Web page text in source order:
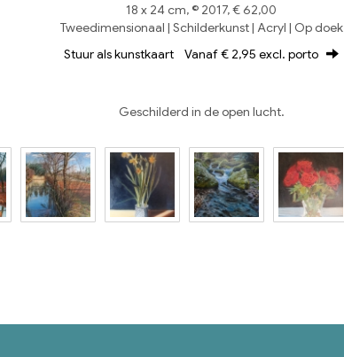
18 x 24 cm, © 2017, € 62,00
Tweedimensionaal | Schilderkunst | Acryl | Op doek
Stuur als kunstkaart Vanaf € 2,95 excl. porto
Geschilderd in de open lucht.